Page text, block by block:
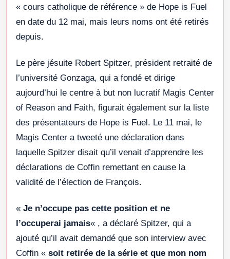
« cours catholique de référence » de Hope is Fuel
en date du 12 mai, mais leurs noms ont été retirés
depuis.
Le père jésuite Robert Spitzer, président retraité de
l’université Gonzaga, qui a fondé et dirige
aujourd’hui le centre à but non lucratif Magis Center
of Reason and Faith, figurait également sur la liste
des présentateurs de Hope is Fuel. Le 11 mai, le
Magis Center a tweeté une déclaration dans
laquelle Spitzer disait qu’il venait d’apprendre les
déclarations de Coffin remettant en cause la
validité de l’élection de François.
« Je n’occupe pas cette position et ne
l’occuperai jamais« , a déclaré Spitzer, qui a
ajouté qu’il avait demandé que son interview avec
Coffin « soit retirée de la série et que mon nom